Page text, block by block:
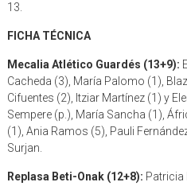
13.
FICHA TÉCNICA
Mecalia Atlético Guardés (13+9):
Cacheda (3), María Palomo (1),
Cifuentes (2), Itziar Martínez (1) y
Sempere (p.), María Sancha (1),
(1), Ania Ramos (5), Pauli
Surjan.
Replasa Beti-Onak (12+8): Patricia